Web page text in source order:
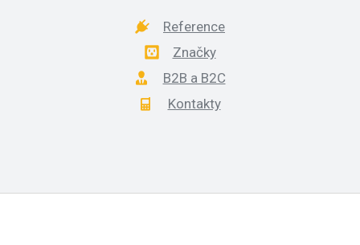
Reference
Značky
B2B a B2C
Kontakty